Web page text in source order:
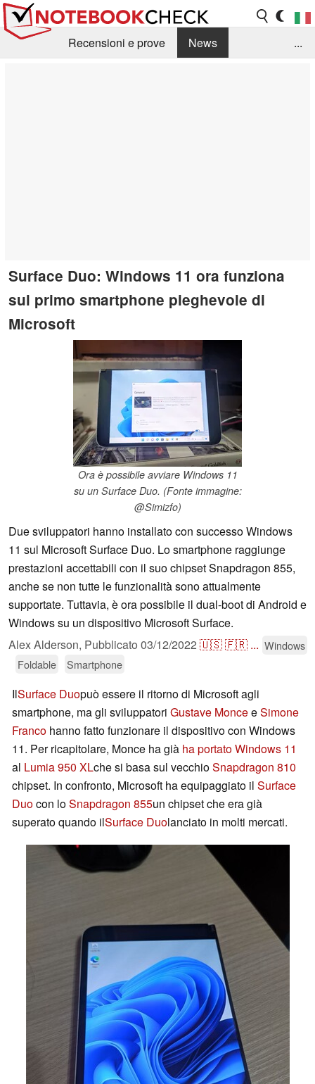
Recensioni e prove
News
...
Surface Duo: Windows 11 ora funziona
sul primo smartphone pieghevole di
Microsoft
Ora è possibile avviare Windows 11
su un Surface Duo. (Fonte immagine:
@Simizfo)
Due sviluppatori hanno installato con successo Windows
11 sul Microsoft Surface Duo. Lo smartphone raggiunge
prestazioni accettabili con il suo chipset Snapdragon 855,
anche se non tutte le funzionalità sono attualmente
supportate. Tuttavia, è ora possibile il dual-boot di Android e
Windows su un dispositivo Microsoft Surface.
Alex Alderson, Pubblicato 03/12/2022 🇺🇸🇫🇷 ... Windows
Foldable
Smartphone
IlSurface Duopuò essere il ritorno di Microsoft agli
smartphone, ma gli sviluppatori Gustave MonceeSimone
Franco hanno fatto funzionare il dispositivo con Windows
11. Per ricapitolare, Monce ha già ha portato Windows 11
al Lumia 950 XLche si basa sul vecchioSnapdragon 810
chipset. In confronto, Microsoft ha equipaggiato il Surface
Duocon loSnapdragon 855un chipset che era già
superato quando ilSurface Duolanciato in molti mercati.